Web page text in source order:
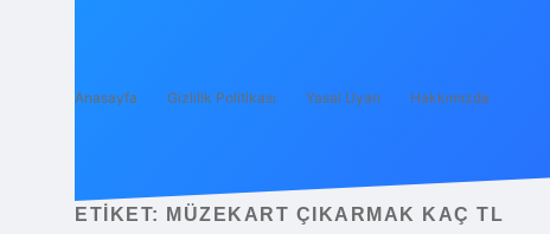
Anasayfa Gizlilik Politikası Yasal Uyarı Hakkımızda
ETIKET: MÜZEKART ÇIKARMAK KAÇ TL